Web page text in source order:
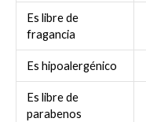
Es libre de
fragancia
Es hipoalergénico
Es libre de
parabenos